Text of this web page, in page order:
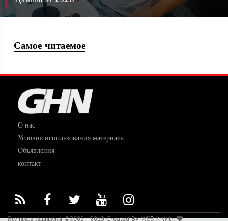
Самое читаемое
О нас
Условия использования материала
Объявления
контакт
Все права защищены ©2005 - 2019 Created ByWEB-XWith